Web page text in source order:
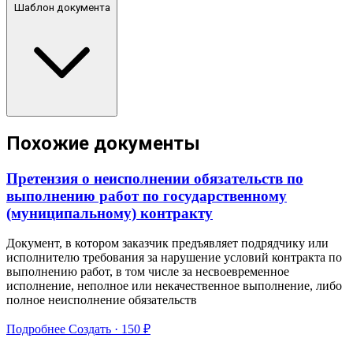
Шаблон документа
Похожие документы
Претензия о неисполнении обязательств по
выполнению работ по государственному
(муниципальному) контракту
Документ, в котором заказчик предъявляет подрядчику или
исполнителю требования за нарушение условий контракта по
выполнению работ, в том числе за несвоевременное
исполнение, неполное или некачественное выполнение, либо
полное неисполнение обязательств
Подробнее Создать · 150 ₽